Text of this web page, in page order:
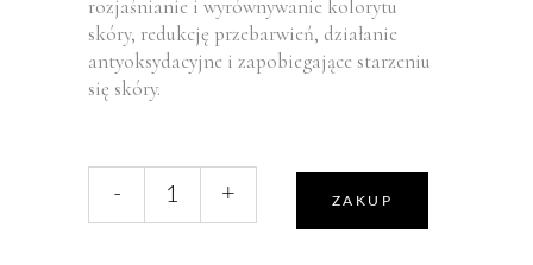
rozjaśnianie i wyrównywanie kolorytu
skóry, redukcję przebarwień, działanie
antyoksydacyjne i zapobiegające starzeniu
się skóry.
- + ZAKUP